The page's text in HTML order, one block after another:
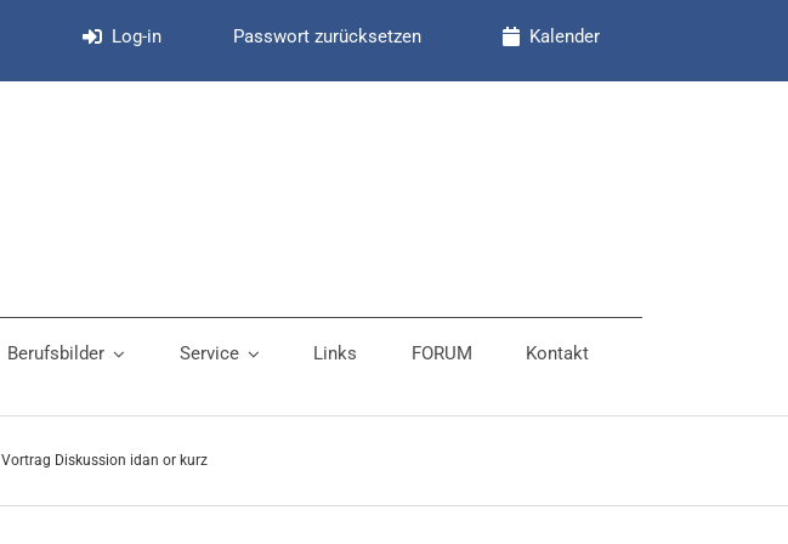
Log-in Passwort zurücksetzen Kalender
Berufsbilder Service Links FORUM Kontakt
Vortrag Diskussion idan or kurz